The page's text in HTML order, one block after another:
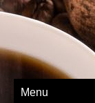
Menu